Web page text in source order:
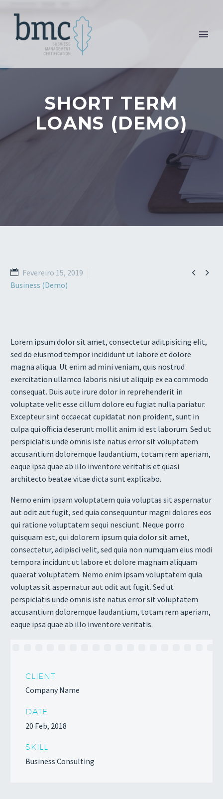
SHORT TERM
LOANS (DEMO)
 
Fevereiro 15, 2019
Business (Demo)
Lorem ipsum dolor sit amet, consectetur aditpisicing elit,
sed do eiusmod tempor incididunt ut labore et dolore
magna aliqua. Ut enim ad mini veniam, quis nostrud
exercitation ullamco laboris nisi ut aliquip ex ea commodo
consequat. Duis aute irure dolor in reprehenderit in
voluptate velit esse cillum dolore eu fugiat nulla pariatur.
Excepteur sint occaecat cupidatat non proident, sunt in
culpa qui officia deserunt mollit anim id est laborum. Sed ut
perspiciatis unde omnis iste natus error sit voluptatem
accusantium doloremque laudantium, totam rem aperiam,
eaque ipsa quae ab illo inventore veritatis et quasi
architecto beatae vitae dicta sunt explicabo.
Nemo enim ipsam voluptatem quia voluptas sit aspernatur
aut odit aut fugit, sed quia consequuntur magni dolores eos
qui ratione voluptatem sequi nesciunt. Neque porro
quisquam est, qui dolorem ipsum quia dolor sit amet,
consectetur, adipisci velit, sed quia non numquam eius modi
tempora incidunt ut labore et dolore magnam aliquam
quaerat voluptatem. Nemo enim ipsam voluptatem quia
voluptas sit aspernatur aut odit aut fugit. Sed ut
perspiciatis unde omnis iste natus error sit voluptatem
accusantium doloremque laudantium, totam rem aperiam,
eaque ipsa quae ab illo inventore veritatis.
CLIENT
Company Name
DATE
20 Feb, 2018
SKILL
Business Consulting